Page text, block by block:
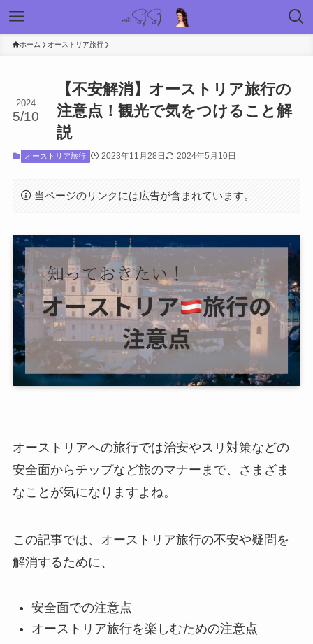
ホーム オーストリア旅行
【不安解消】オーストリア旅行の
注意点！観光で気をつけること解
説
2024
5/10
オーストリア旅行 2023年11月28日 2024年5月10日
当ページのリンクには広告が含まれています。
オーストリアへの旅行では治安やスリ対策などの
安全面からチップなど旅のマナーまで、さまざま
なことが気になりますよね。
この記事では、オーストリア旅行の不安や疑問を
解消するために、
安全面での注意点
オーストリア旅行を楽しむための注意点